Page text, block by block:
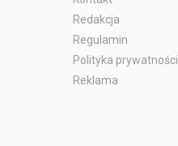
Redakcja
Regulamin
Polityka prywatności
Reklama